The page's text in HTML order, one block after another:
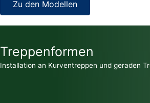
Zu den Modellen
Treppenformen
Installation an Kurventreppen und geraden